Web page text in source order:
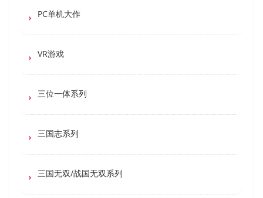
PC单机大作
VR游戏
三位一体系列
三国志系列
三国无双/战国无双系列